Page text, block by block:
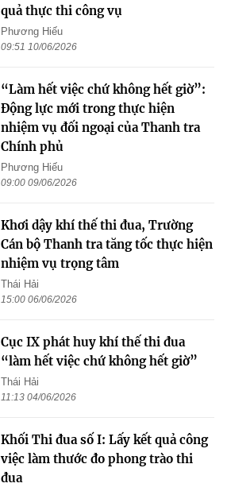
quả thực thi công vụ
Phương Hiếu
09:51 10/06/2026
“Làm hết việc chứ không hết giờ”:
Động lực mới trong thực hiện
nhiệm vụ đối ngoại của Thanh tra
Chính phủ
Phương Hiếu
09:00 09/06/2026
Khơi dậy khí thế thi đua, Trường
Cán bộ Thanh tra tăng tốc thực hiện
nhiệm vụ trọng tâm
Thái Hải
15:00 06/06/2026
Cục IX phát huy khí thế thi đua
“làm hết việc chứ không hết giờ”
Thái Hải
11:13 04/06/2026
Khối Thi đua số I: Lấy kết quả công
việc làm thước đo phong trào thi
đua